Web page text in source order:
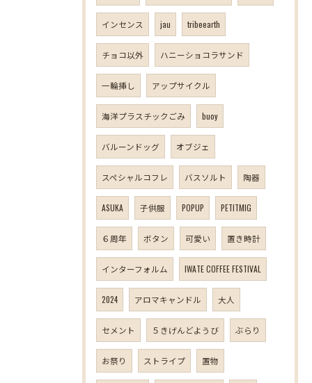
インセンス jau tribeearth
チョコ以外 ハニーショコラサンド
一輪挿し アップサイクル
海洋プラスチックごみ buoy
バルーンドッグ オブジェ
スペシャルコフレ バスソルト 陶器
ASUKA 子供服 POPUP PETITMIG
６周年 ボタン 可愛い 置き時計
インターフォルム IWATE COFFEE FESTIVAL
2024 アロマキャンドル 大人
セメント ５きげんどようび ぶらり
お祭り ストライプ 置物